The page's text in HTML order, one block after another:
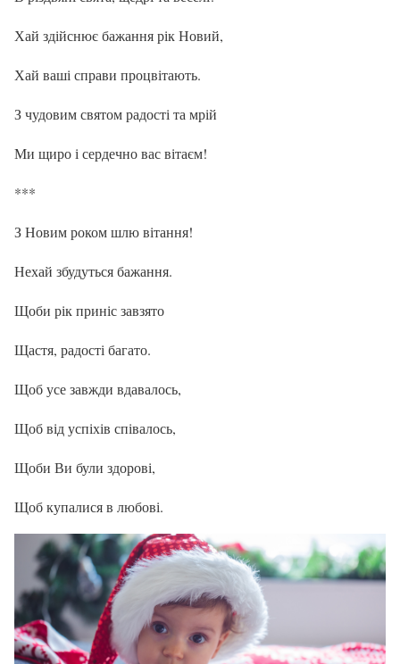
Хай здійснює бажання рік Новий,
Хай ваші справи процвітають.
З чудовим святом радості та мрій
Ми щиро і сердечно вас вітаєм!
***
З Новим роком шлю вітання!
Нехай збудуться бажання.
Щоби рік приніс завзято
Щастя, радості багато.
Щоб усе завжди вдавалось,
Щоб від успіхів співалось,
Щоби Ви були здорові,
Щоб купалися в любові.